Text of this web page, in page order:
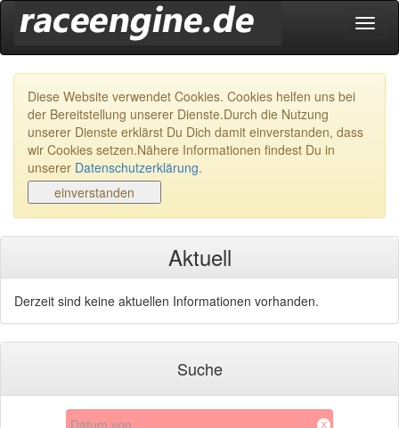
Diese Website verwendet Cookies. Cookies helfen uns bei
der Bereitstellung unserer Dienste.Durch die Nutzung
unserer Dienste erklärst Du Dich damit einverstanden, dass
wir Cookies setzen.Nähere Informationen findest Du in
unserer Datenschutzerklärung.
Aktuell
Derzeit sind keine aktuellen Informationen vorhanden.
Suche
x